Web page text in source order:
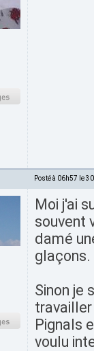
Posté à 06h57 le
Moi j'ai
souvent
damé
glaçons.
Sinon je
Pignals
voulu